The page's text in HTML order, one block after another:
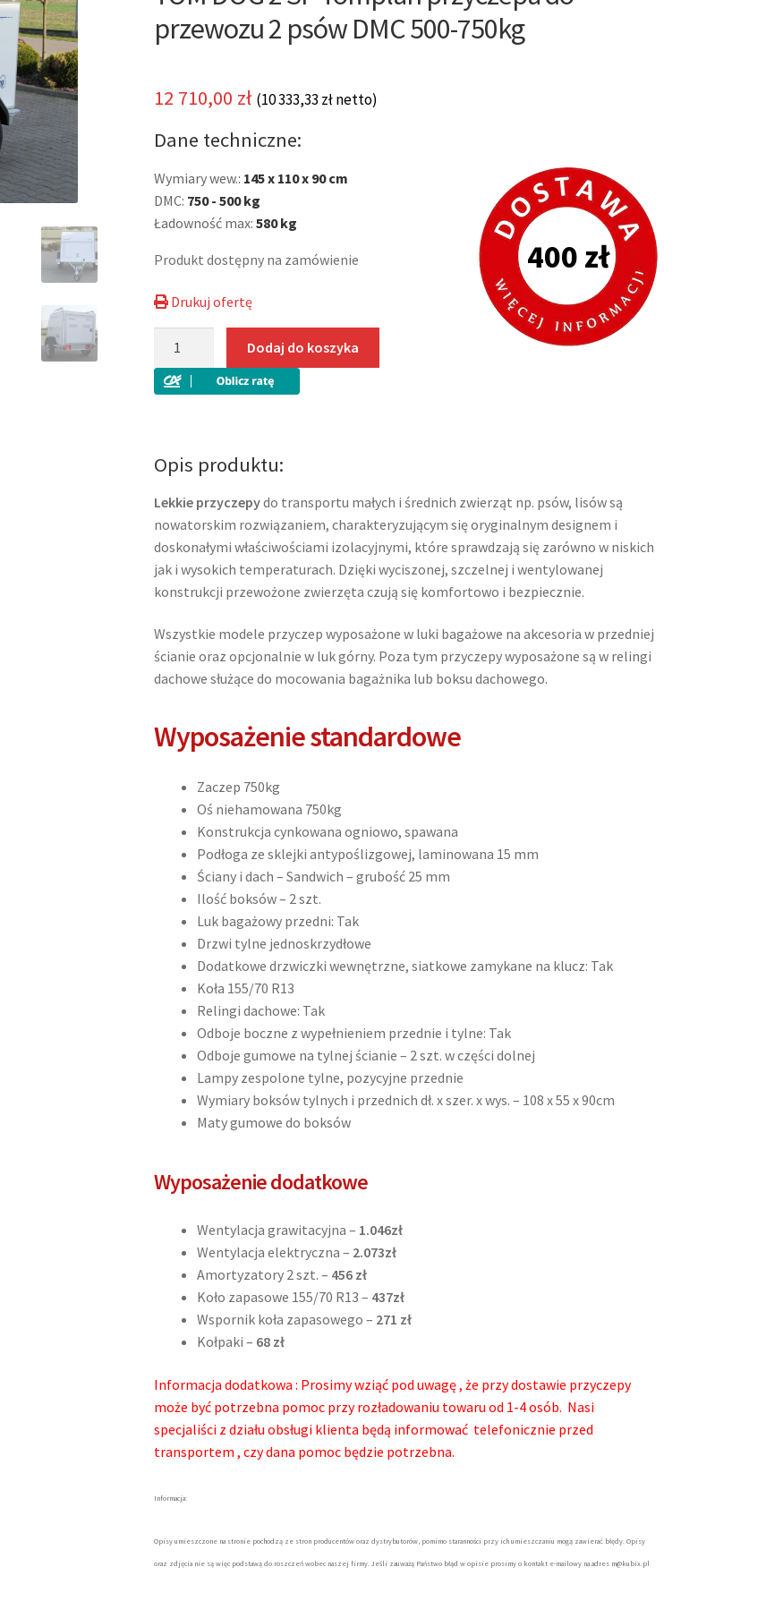
🔍
przewozu 2 psów DMC 500-750kg
12 710,00 zł (10 333,33 złnetto)
Dane techniczne:
400 zł
Wymiary wew.: 145 x 110 x 90 cm
DMC: 750 - 500 kg
Ładowność max: 580 kg
Produkt dostępny na zamówienie
Drukuj ofertę
DOG
przyczepa
do
przewozu
2
psów
DMC
750kg
Dodaj do koszyka
Opis produktu:
Lekkie przyczepydo transportu małych i średnich zwierząt np. psów, lisów są
nowatorskim rozwiązaniem, charakteryzującym się oryginalnym designem i
doskonałymi właściwościami izolacyjnymi, które sprawdzają się zarówno w niskich
jak i wysokich temperaturach. Dzięki wyciszonej, szczelnej i wentylowanej
konstrukcji przewożone zwierzęta czują się komfortowo i bezpiecznie.
Wszystkie modele przyczep wyposażone w luki bagażowe na akcesoria w przedniej
ścianie oraz opcjonalnie w luk górny. Poza tym przyczepy wyposażone są w relingi
dachowe służące do mocowania bagażnika lub boksu dachowego.
Wyposażenie standardowe
Zaczep 750kg
Oś niehamowana 750kg
Konstrukcja cynkowana ogniowo, spawana
Podłoga ze sklejki antypoślizgowej, laminowana 15 mm
Ściany i dach – Sandwich – grubość 25 mm
Ilość boksów – 2 szt.
Luk bagażowy przedni: Tak
Drzwi tylne jednoskrzydłowe
Dodatkowe drzwiczki wewnętrzne, siatkowe zamykane na klucz: Tak
Koła 155/70 R13
Relingi dachowe: Tak
Odboje boczne z wypełnieniem przednie i tylne: Tak
Odboje gumowe na tylnej ścianie – 2 szt. w części dolnej
Lampy zespolone tylne, pozycyjne przednie
Wymiary boksów tylnych i przednich dł. x szer. x wys. – 108 x 55 x 90cm
Maty gumowe do boksów
Wyposażenie dodatkowe
Wentylacja grawitacyjna – 1.046zł
Wentylacja elektryczna – 2.073zł
Amortyzatory 2 szt. – 456 zł
Koło zapasowe 155/70 R13 – 437zł
Wspornik koła zapasowego – 271 zł
Kołpaki – 68 zł
Informacja dodatkowa : Prosimy wziąć pod uwagę , że przy dostawie przyczepy
może być potrzebna pomoc przy rozładowaniu towaru od 1-4 osób. Nasi
specjaliści z działu obsługi klienta będą informować telefonicznie przed
transportem , czy dana pomoc będzie potrzebna.
Informacja:
Opisy umieszczone na stronie pochodzą ze stron producentów oraz dystrybutorów, pomimo staranności przy ich umieszczaniu mogą zawierać błędy. Opisy
oraz zdjęcia nie są więc podstawą do roszczeń wobec naszej firmy. Jeśli zauważą Państwo błąd w opisie prosimy o kontakt e-mailowy na adres m@kubix.pl